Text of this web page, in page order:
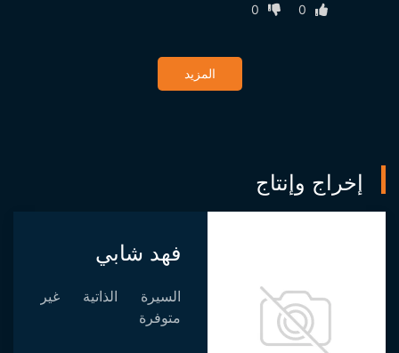
0
0
المزيد
إخراج وإنتاج
فهد شابي
السيرة الذاتية غير
متوفرة